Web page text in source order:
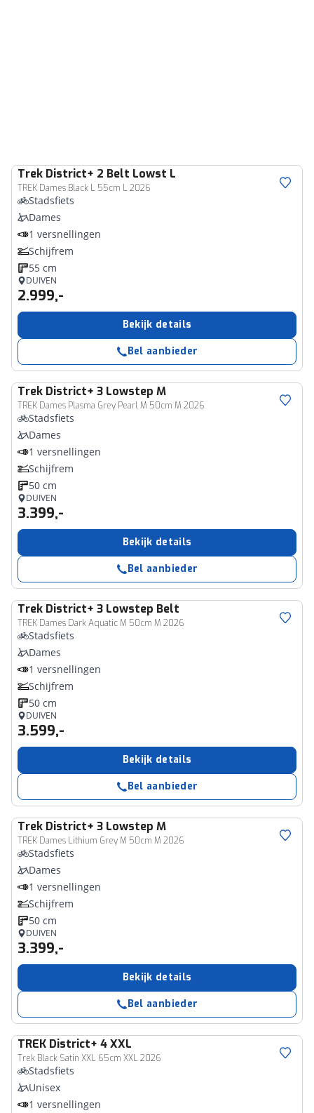
Trek District+ 2 Belt Lowst L
TREK Dames Black L 55cm L 2026
Stadsfiets
Dames
1 versnellingen
Schijfrem
55 cm
DUIVEN
2.999,-
Bekijk details
Bel aanbieder
Trek District+ 3 Lowstep M
TREK Dames Plasma Grey Pearl M 50cm M 2026
Stadsfiets
Dames
1 versnellingen
Schijfrem
50 cm
DUIVEN
3.399,-
Bekijk details
Bel aanbieder
Trek District+ 3 Lowstep Belt
TREK Dames Dark Aquatic M 50cm M 2026
Stadsfiets
Dames
1 versnellingen
Schijfrem
50 cm
DUIVEN
3.599,-
Bekijk details
Bel aanbieder
Trek District+ 3 Lowstep M
TREK Dames Lithium Grey M 50cm M 2026
Stadsfiets
Dames
1 versnellingen
Schijfrem
50 cm
DUIVEN
3.399,-
Bekijk details
Bel aanbieder
TREK District+ 4 XXL
Trek Black Satin XXL 65cm XXL 2026
Stadsfiets
Unisex
1 versnellingen